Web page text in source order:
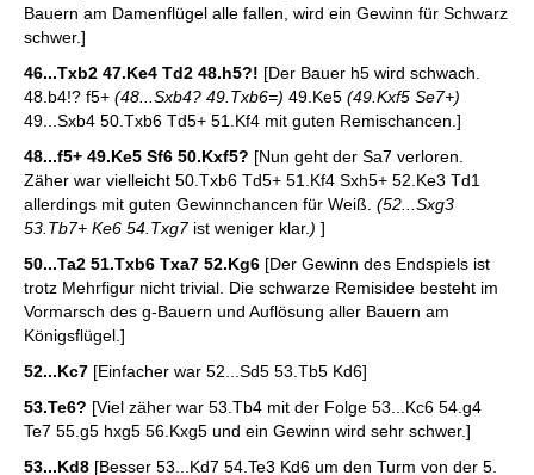
Bauern am Damenflügel alle fallen, wird ein Gewinn für Schwarz
schwer.]
46...Txb2 47.Ke4 Td2 48.h5?! [Der Bauer h5 wird schwach.
48.b4!? f5+ (48...Sxb4? 49.Txb6=) 49.Ke5 (49.Kxf5 Se7+)
49...Sxb4 50.Txb6 Td5+ 51.Kf4 mit guten Remischancen.]
48...f5+ 49.Ke5 Sf6 50.Kxf5? [Nun geht der Sa7 verloren.
Zäher war vielleicht 50.Txb6 Td5+ 51.Kf4 Sxh5+ 52.Ke3 Td1
allerdings mit guten Gewinnchancen für Weiß. (52...Sxg3
53.Tb7+ Ke6 54.Txg7 ist weniger klar. ) ]
50...Ta2 51.Txb6 Txa7 52.Kg6 [Der Gewinn des Endspiels ist
trotz Mehrfigur nicht trivial. Die schwarze Remisidee besteht im
Vormarsch des g-Bauern und Auflösung aller Bauern am
Königsflügel.]
52...Kc7 [Einfacher war 52...Sd5 53.Tb5 Kd6]
53.Te6? [Viel zäher war 53.Tb4 mit der Folge 53...Kc6 54.g4
Te7 55.g5 hxg5 56.Kxg5 und ein Gewinn wird sehr schwer.]
53...Kd8 [Besser 53...Kd7 54.Te3 Kd6 um den Turm von der 5.